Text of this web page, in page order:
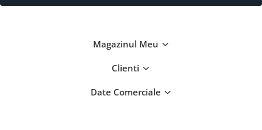
Magazinul Meu
Clienti
Date Comerciale